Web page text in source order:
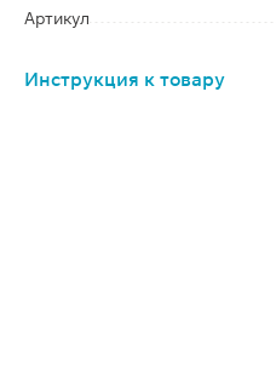
Артикул
Инструкция к товару